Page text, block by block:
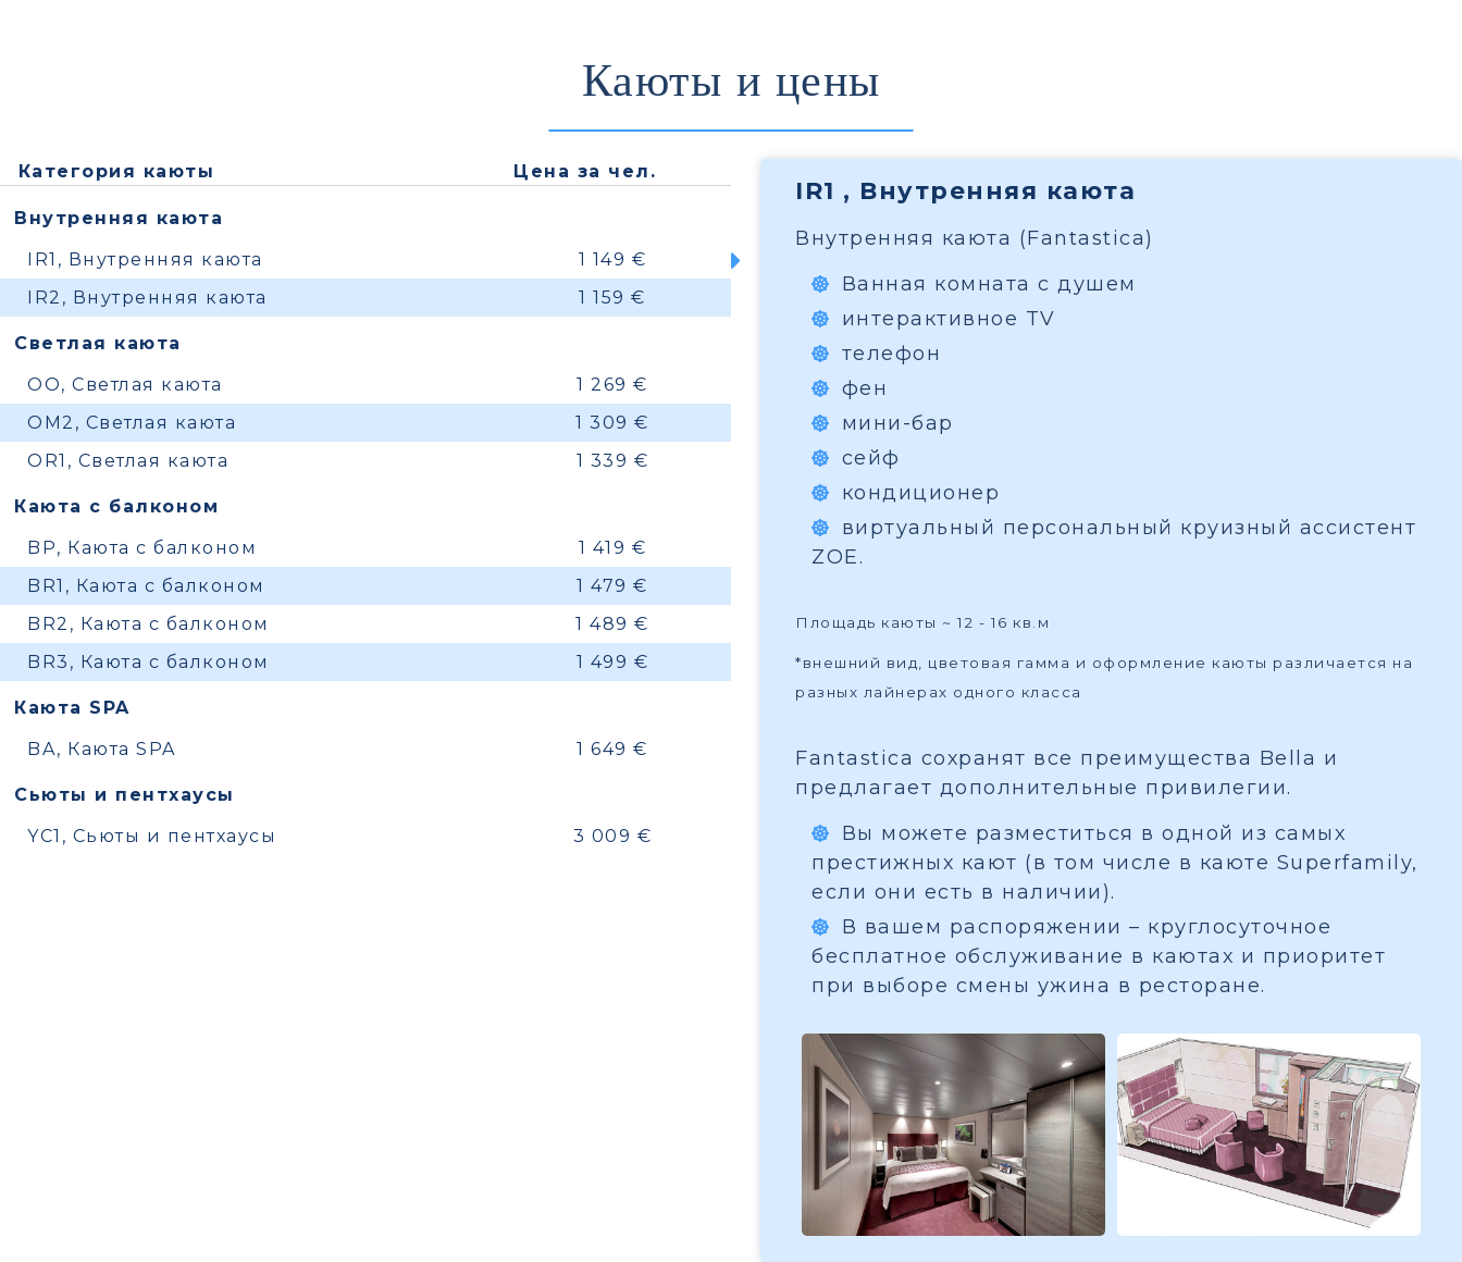
Каюты и цены
Категория каюты Цена за чел.
Внутренняя каюта
IR1, Внутренняя каюта
1 149 €
IR2, Внутренняя каюта
1 159 €
Светлая каюта
OO, Светлая каюта
1 269 €
OM2, Светлая каюта
1 309 €
OR1, Светлая каюта
1 339 €
Каюта с балконом
BP, Каюта с балконом
1 419 €
BR1, Каюта с балконом
1 479 €
BR2, Каюта с балконом
1 489 €
BR3, Каюта с балконом
1 499 €
Каюта SPA
BA, Каюта SPA
1 649 €
Сьюты и пентхаусы
YC1, Сьюты и пентхаусы
3 009 €
IR1 , Внутренняя каюта
Внутренняя каюта (Fantastica)
Ванная комната с душем
интерактивное TV
телефон
фен
мини-бар
сейф
кондиционер
виртуальный персональный круизный ассистент
ZOE.
Площадь каюты ~ 12 - 16 кв.м
*внешний вид, цветовая гамма и оформление каюты различается на
разных лайнерах одного класса
Fantastica сохранят все преимущества Bella и
предлагает дополнительные привилегии.
Вы можете разместиться в одной из самых
престижных кают (в том числе в каюте Superfamily,
если они есть в наличии).
В вашем распоряжении – круглосуточное
бесплатное обслуживание в каютах и приоритет
при выборе смены ужина в ресторане.